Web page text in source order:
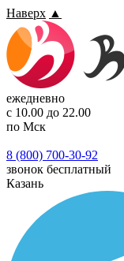
Наверх ▲
ежедневно
с 10.00 до 22.00
по Мск
8 (800) 700-30-92
звонок бесплатный
Казань